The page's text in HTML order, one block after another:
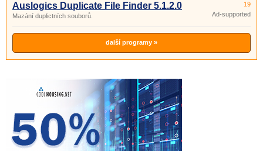
Auslogics Duplicate File Finder 5.1.2.0
Mazání duplictních souborů.
19
Ad-supported
další programy »